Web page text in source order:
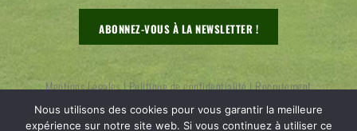
ABONNEZ-VOUS À LA NEWSLETTER !
Mentions Légales|Politique de confidentialité|Recrutement
Nous utilisons des cookies pour vous garantir la meilleure
expérience sur notre site web. Si vous continuez à utiliser ce